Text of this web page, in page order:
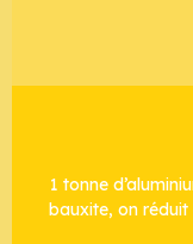
1 tonne
bauxite, on réduit